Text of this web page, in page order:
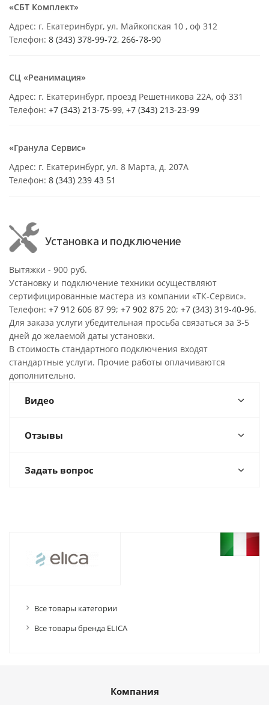
«СБТ Комплект»
Адрес: г. Екатеринбург, ул. Майкопская 10 , оф 312
Телефон: 8 (343) 378-99-72, 266-78-90
СЦ «Реанимация»
Адрес: г. Екатеринбург, проезд Решетникова 22А, оф 331
Телефон: +7 (343) 213-75-99, +7 (343) 213-23-99
«Гранула Сервис»
Адрес: г. Екатеринбург, ул. 8 Марта, д. 207А
Телефон: 8 (343) 239 43 51
Установка и подключение
Вытяжки - 900 руб.
Установку и подключение техники осуществляют
сертифицированные мастера из компании «ТК-Сервис».
Телефон: +7 912 606 87 99; +7 902 875 20; +7 (343) 319-40-96.
Для заказа услуги убедительная просьба связаться за 3-5
дней до желаемой даты установки.
В стоимость стандартного подключения входят
стандартные услуги. Прочие работы оплачиваются
дополнительно.
Видео
Отзывы
Задать вопрос
Все товары категории
Все товары бренда ELICA
Компания